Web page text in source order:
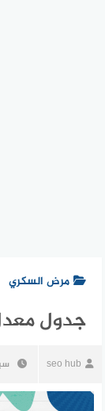
مرض السكري
جدول
seo hub